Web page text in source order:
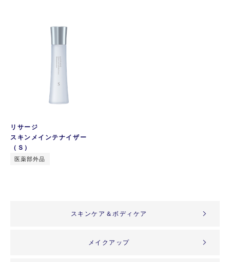
リサージ
スキンメインテナイザー
（Ｓ）
医薬部外品
スキンケア＆ボディケア
メイクアップ